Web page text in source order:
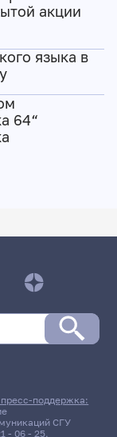
акции
языка в
64“
поддержка:
СГУ
- 06 - 25,